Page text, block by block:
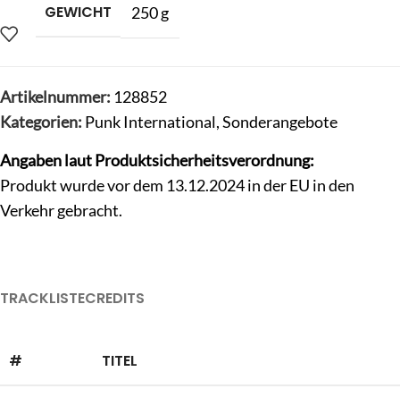
GEWICHT 250 g
Artikelnummer: 128852
Kategorien: Punk International,Sonderangebote
Angaben laut Produktsicherheitsverordnung:
Produkt wurde vor dem 13.12.2024 in der EU in den
Verkehr gebracht.
TRACKLISTECREDITS
# TITEL